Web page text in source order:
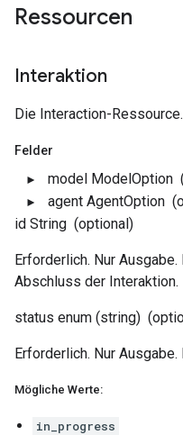
Ressourcen
Interaktion
Die Interaction-Ressource.
Felder
model ModelOption
agent AgentOption
id String (optional)
Erforderlich. Nur
Abschluss der Interaktion.
status enum (string)
Erforderlich. Nur
Mögliche Werte:
in_progress